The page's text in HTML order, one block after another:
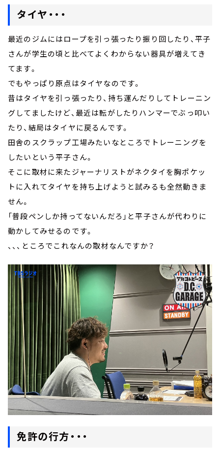
タイヤ・・・
最近のジムにはロープを引っ張ったり振り回したり、平子
さんが学生の頃と比べてよくわからない器具が増えてき
てます。
でもやっぱり原点はタイヤなのです。
昔はタイヤを引っ張ったり、持ち運んだりしてトレーニン
グしてましたけど、最近は転がしたりハンマーでぶっ叩い
たり、結局はタイヤに戻るんです。
田舎のスクラップ工場みたいなところでトレーニングを
したいという平子さん。
そこに取材に来たジャーナリストがネクタイを胸ポケッ
トに入れてタイヤを持ち上げようと試みるも全然動きま
せん。
「普段ペンしか持ってないんだろ」と平子さんが代わりに
動かしてみせるのです。
、、、ところでこれなんの取材なんですか？
免許の行方・・・